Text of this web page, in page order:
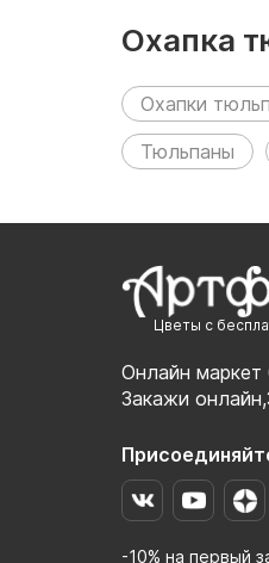
Охапка
Охапки
Тюльпаны
Цветы с
Онлайн
Закажи
-10% на первый